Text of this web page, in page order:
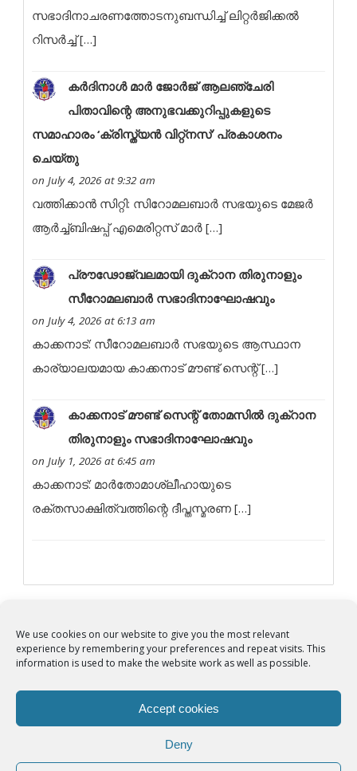
We use cookies on our website to give you the most relevant
experience by remembering your preferences and repeat visits. This
information is used to make the website work as well as possible.
Accept cookies
Deny
സഭാദിനാചരണത്തോടനുബന്ധിച്ച് ലിറ്റർജിക്കൽ
റിസർച്ച് […]
കർദിനാൾ മാർ ജോർജ് ആലഞ്ചേരി
പിതാവിന്റെ അനുഭവക്കുറിപ്പുകളുടെ
സമാഹാരം ‘ക്രിസ്ത്യൻ വിറ്റ്നസ്’ പ്രകാശനം
ചെയ്തു
on July 4, 2026 at 9:32 am
വത്തിക്കാൻ സിറ്റി: സിറോമലബാർ സഭയുടെ മേജർ
ആർച്ച്ബിഷപ്പ് എമെരിറ്റസ് മാർ […]
പ്രൗഢോജ്വലമായി ദുക്റാന തിരുനാളും
സീറോമലബാർ സഭാദിനാഘോഷവും
on July 4, 2026 at 6:13 am
കാക്കനാട്: സീറോമലബാർ സഭയുടെ ആസ്ഥാന
കാര്യാലയമായ കാക്കനാട് മൗണ്ട് സെന്റ് […]
കാക്കനാട് മൗണ്ട് സെന്റ് തോമസിൽ ദുക്റാന
തിരുനാളും സഭാദിനാഘോഷവും
on July 1, 2026 at 6:45 am
കാക്കനാട്: മാർതോമാശ്ലീഹായുടെ
രക്തസാക്ഷിത്വത്തിന്റെ ദീപ്തസ്മരണ […]
© Copyright 2012 - 2026 | Syro-Malabar Catholic Church of Cork,
COOKIES POLICY